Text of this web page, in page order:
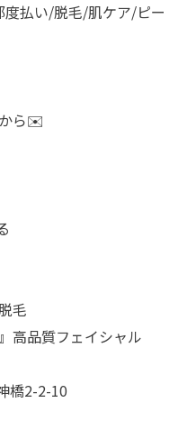
払い/脱毛/肌ケア/ピー
から✉️
毛
高品質フェイシャル
橋2-2-10